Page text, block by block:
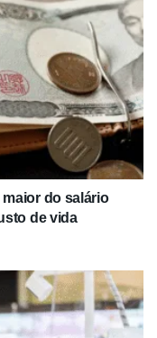
do salário
de vida